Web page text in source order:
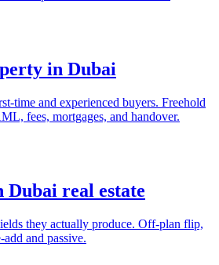
in Dubai
time and experienced buyers. Freehold
fees, mortgages, and handover.
Dubai real estate
they actually produce. Off-plan flip,
and passive.